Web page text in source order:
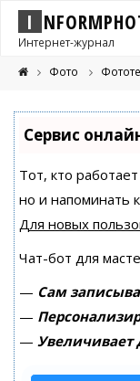
I NFORMPHO
Интернет-журнал
Фото
Сервис
Тот, кто
но и напоминать
Для новых
Чат-бот для
— Сам
—
— Увеличивает